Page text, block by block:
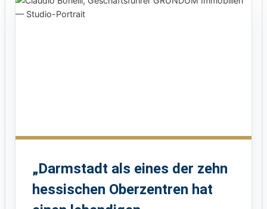
„Darmstadt als eines der zehn
hessischen Oberzentren hat